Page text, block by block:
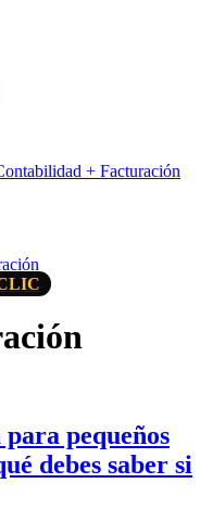
+ Facturación
pequeños
debes saber si